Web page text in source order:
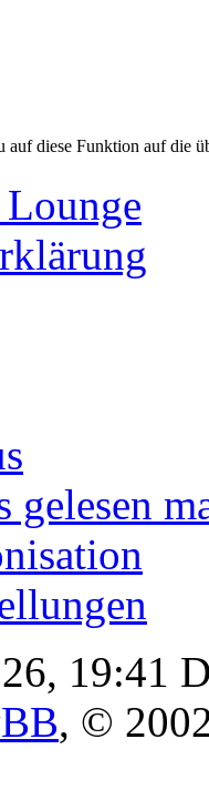
diese Funktion auf die
gelesen
19:41
, ©